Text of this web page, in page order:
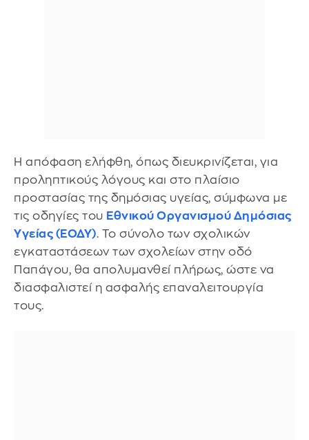
Η απόφαση ελήφθη, όπως διευκρινίζεται, για
προληπτικούς λόγους και στο πλαίσιο
προστασίας της δημόσιας υγείας, σύμφωνα με
τις οδηγίες του Εθνικού Οργανισμού Δημόσιας
Υγείας (ΕΟΔΥ). Το σύνολο των σχολικών
εγκαταστάσεων των σχολείων στην οδό
Παπάγου, θα απολυμανθεί πλήρως, ώστε να
διασφαλιστεί η ασφαλής επαναλειτουργία
τους.